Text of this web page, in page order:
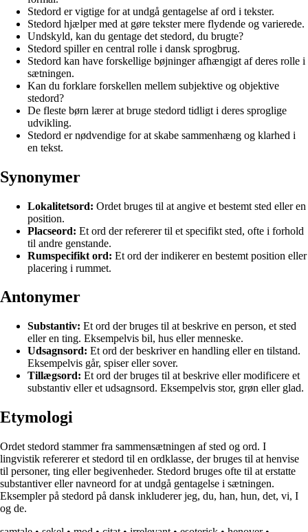
Stedord er vigtige for at undgå gentagelse af ord i tekster.
Stedord hjælper med at gøre tekster mere flydende og varierede.
Undskyld, kan du gentage det stedord, du brugte?
Stedord spiller en central rolle i dansk sprogbrug.
Stedord kan have forskellige bøjninger afhængigt af deres rolle i
sætningen.
Kan du forklare forskellen mellem subjektive og objektive
stedord?
De fleste børn lærer at bruge stedord tidligt i deres sproglige
udvikling.
Stedord er nødvendige for at skabe sammenhæng og klarhed i
en tekst.
Synonymer
Lokalitetsord: Ordet bruges til at angive et bestemt sted eller en
position.
Placseord: Et ord der refererer til et specifikt sted, ofte i forhold
til andre genstande.
Rumspecifikt ord: Et ord der indikerer en bestemt position eller
placering i rummet.
Antonymer
Substantiv: Et ord der bruges til at beskrive en person, et sted
eller en ting. Eksempelvis bil, hus eller menneske.
Udsagnsord: Et ord der beskriver en handling eller en tilstand.
Eksempelvis går, spiser eller sover.
Tillægsord: Et ord der bruges til at beskrive eller modificere et
substantiv eller et udsagnsord. Eksempelvis stor, grøn eller glad.
Etymologi
Ordet stedord stammer fra sammensætningen af sted og ord. I
lingvistik refererer et stedord til en ordklasse, der bruges til at henvise
til personer, ting eller begivenheder. Stedord bruges ofte til at erstatte
substantiver eller navneord for at undgå gentagelse i sætningen.
Eksempler på stedord på dansk inkluderer jeg, du, han, hun, det, vi, I
og de.